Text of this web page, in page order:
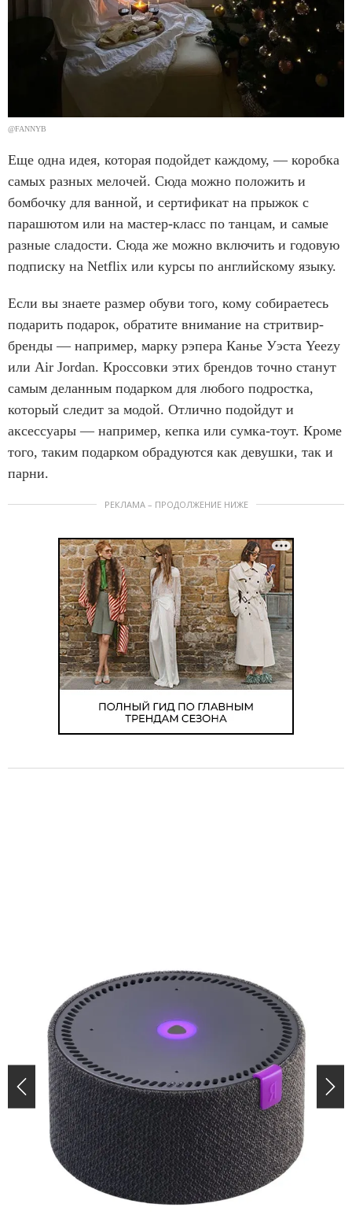
@FANNYB
Еще одна идея, которая подойдет каждому, — коробка
самых разных мелочей. Сюда можно положить и
бомбочку для ванной, и сертификат на прыжок с
парашютом или на мастер-класс по танцам, и самые
разные сладости. Сюда же можно включить и годовую
подписку на Netflix или курсы по английскому языку.
Если вы знаете размер обуви того, кому собираетесь
подарить подарок, обратите внимание на стритвир-
бренды — например, марку рэпера Канье Уэста Yeezy
или Air Jordan. Кроссовки этих брендов точно станут
самым деланным подарком для любого подростка,
который следит за модой. Отлично подойдут и
аксессуары — например, кепка или сумка-тоут. Кроме
того, таким подарком обрадуются как девушки, так и
парни.
РЕКЛАМА – ПРОДОЛЖЕНИЕ НИЖЕ